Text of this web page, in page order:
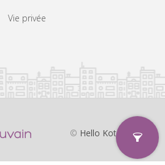
Vie privée
© Hello Kot